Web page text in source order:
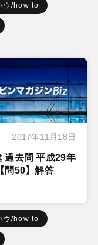
ウ/how to
2017年11月18日
過去問 平成29年
問50】解答
ウ/how to